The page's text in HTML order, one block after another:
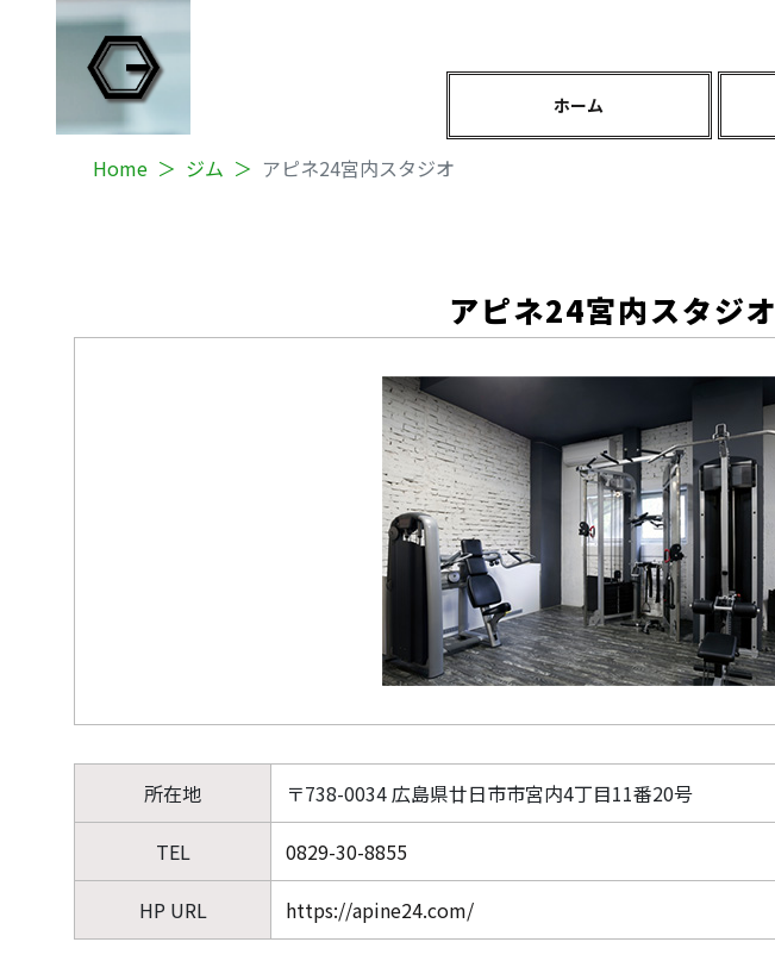
ホーム
Home ジム アピネ24宮内スタジオ
アピネ24宮内スタジオ
所在地 〒738-0034 広島県廿日市市宮内4丁目11番20号
TEL 0829-30-8855
HP URL https://apine24.com/